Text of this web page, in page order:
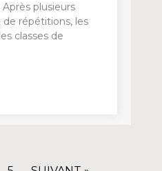
plusieurs
répétitions, les
classes de